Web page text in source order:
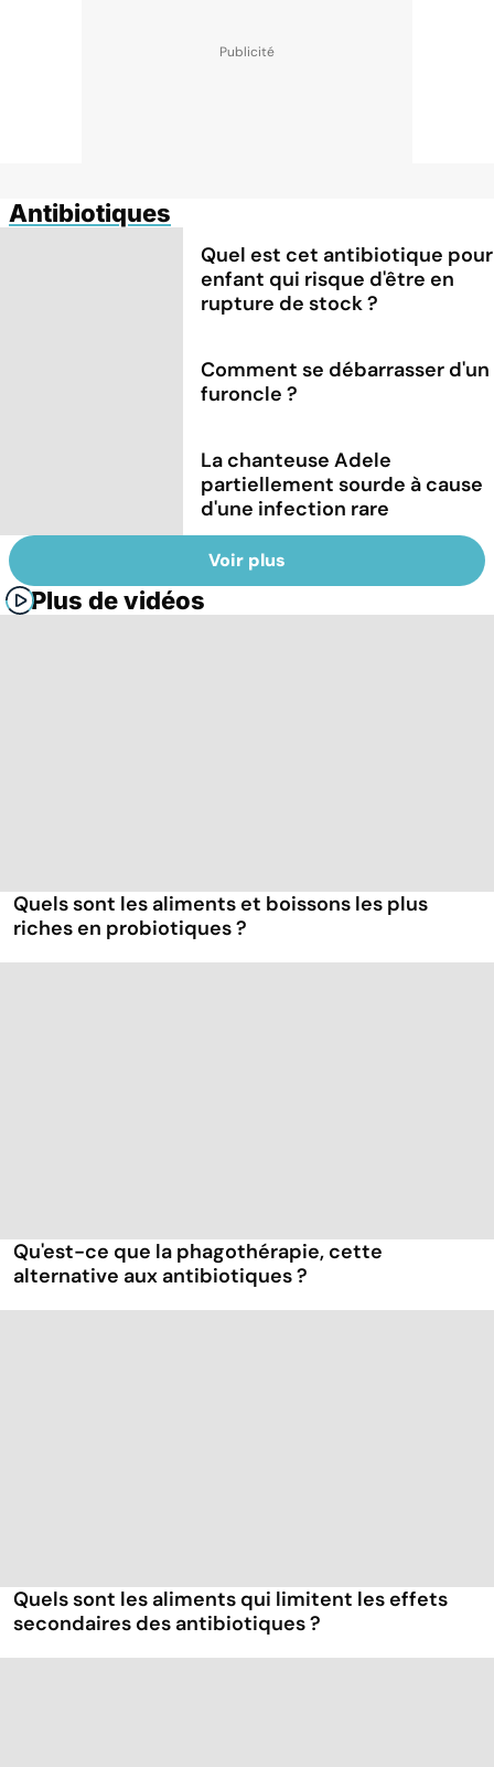
Antibiotiques
Quel est cet antibiotique pour
enfant qui risque d'être en
rupture de stock ?
Comment se débarrasser d'un
furoncle ?
La chanteuse Adele
partiellement sourde à cause
d'une infection rare
Voir plus
Plus de vidéos
Quels sont les aliments et boissons les plus
riches en probiotiques ?
Qu'est-ce que la phagothérapie, cette
alternative aux antibiotiques ?
Quels sont les aliments qui limitent les effets
secondaires des antibiotiques ?